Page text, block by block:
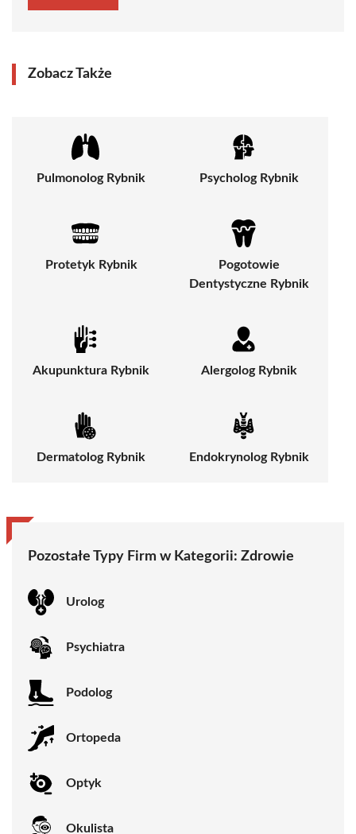
Zobacz Także
Pulmonolog Rybnik Psycholog Rybnik
Protetyk Rybnik
Pogotowie
Dentystyczne Rybnik
Akupunktura Rybnik Alergolog Rybnik
Dermatolog Rybnik Endokrynolog Rybnik
Pozostałe Typy Firm w Kategorii: Zdrowie
Urolog
Psychiatra
Podolog
Ortopeda
Optyk
Okulista